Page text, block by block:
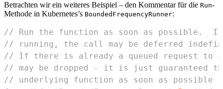
Betrachten wir ein weiteres Beispiel – den Kommentar für die Run-
Methode in Kubernetes’s BoundedFrequencyRunner:
// Run the function as soon as possible.
// running, the call may be deferred
// If there is already a queued request
// may be dropped - it is just guaranteed
// underlying function as soon as possible